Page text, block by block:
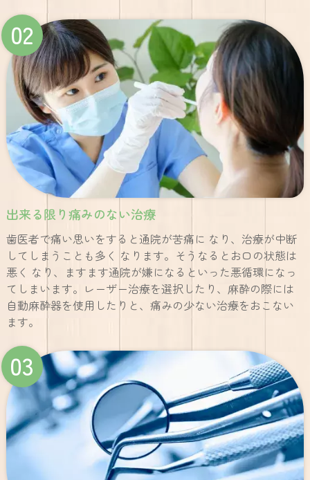
02
出来る限り痛みのない治療
歯医者で痛い思いをすると通院が苦痛に なり、治療が中断
してしまうことも多く なります。そうなるとお口の状態は
悪く なり、ますます通院が嫌になるといった悪循環になっ
てしまいます。レーザー治療を選択したり、麻酔の際には
自動麻酔器を使用したりと、痛みの少ない治療をおこない
ます。
03